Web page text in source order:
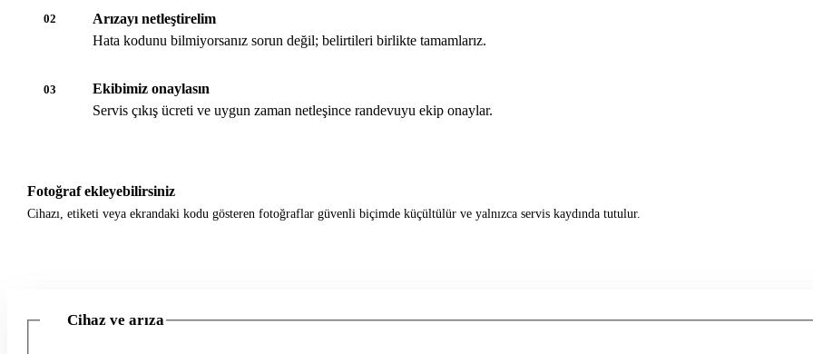
02
Arızayı netleştirelim
Hata kodunu bilmiyorsanız sorun değil; belirtileri birlikte tamamlarız.
03
Ekibimiz onaylasın
Servis çıkış ücreti ve uygun zaman netleşince randevuyu ekip onaylar.
Fotoğraf ekleyebilirsiniz
Cihazı, etiketi veya ekrandaki kodu gösteren fotoğraflar güvenli biçimde küçültülür ve yalnızca servis kaydında tutulur.
Cihaz ve arıza